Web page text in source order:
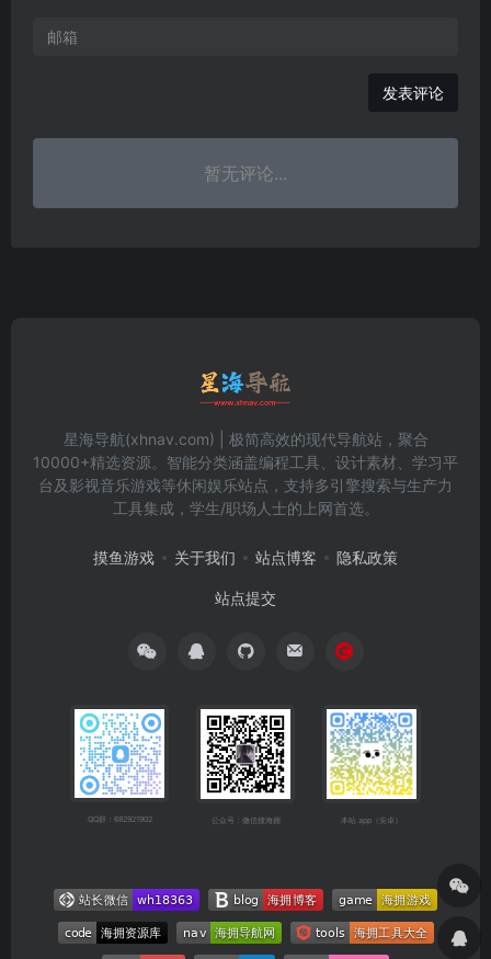
发表评论
暂无评论...
星海导航(xhnav.com) | 极简高效的现代导航站，聚合
10000+精选资源。智能分类涵盖编程工具、设计素材、学习平
台及影视音乐游戏等休闲娱乐站点，支持多引擎搜索与生产力
工具集成，学生/职场人士的上网首选。
摸鱼游戏 关于我们 站点博客 隐私政策
站点提交
QQ群：682921902 公众号：微信搜海拥 本站 app（安卓）